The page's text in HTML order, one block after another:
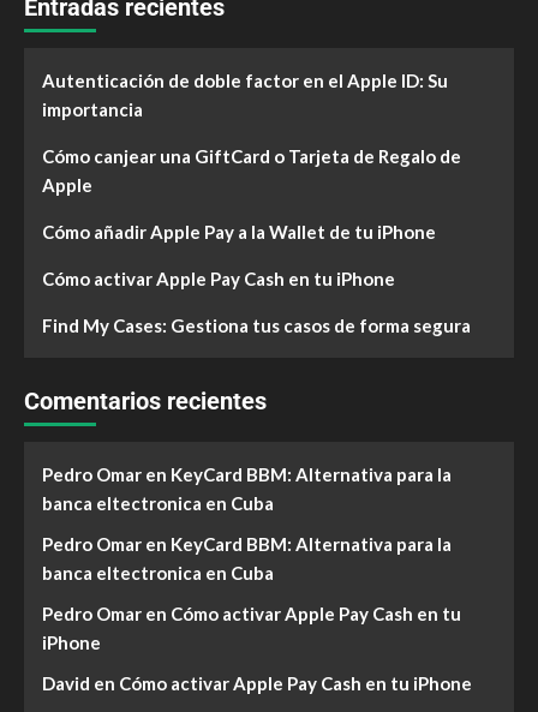
Entradas recientes
Autenticación de doble factor en el Apple ID: Su
importancia
Cómo canjear una GiftCard o Tarjeta de Regalo de
Apple
Cómo añadir Apple Pay a la Wallet de tu iPhone
Cómo activar Apple Pay Cash en tu iPhone
Find My Cases: Gestiona tus casos de forma segura
Comentarios recientes
Pedro Omar en KeyCard BBM: Alternativa para la
banca eltectronica en Cuba
Pedro Omar en KeyCard BBM: Alternativa para la
banca eltectronica en Cuba
Pedro Omar en Cómo activar Apple Pay Cash en tu
iPhone
David en Cómo activar Apple Pay Cash en tu iPhone